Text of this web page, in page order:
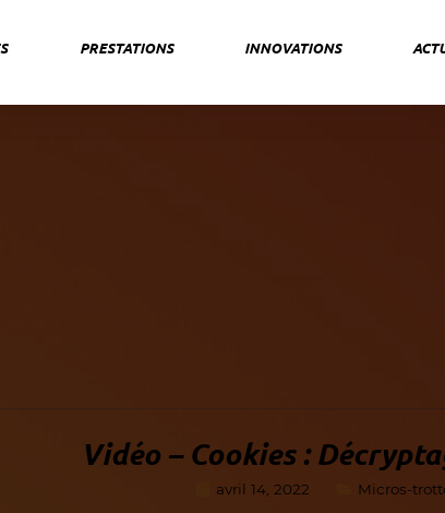
PRESTATIONS INNOVATIONS
Vidéo – Cookies :
avril 14, 2022 Micros-